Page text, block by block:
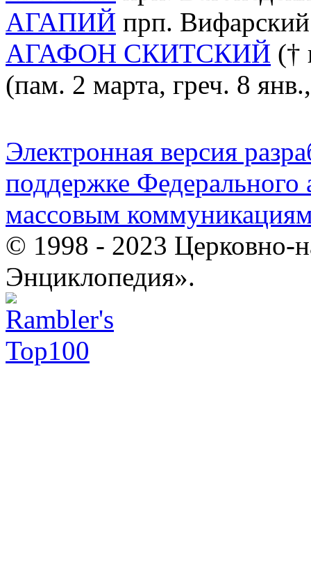
АГАПИЙ прп.
АГАФОН СКИТСКИЙ (†
(пам. 2 марта, греч. 8
Электронная версия
поддержке Федерального
массовым
© 1998 - 2023 Церковно-
Энциклопедия».